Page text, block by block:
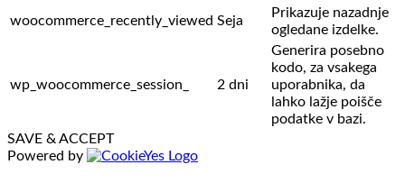
woocommerce_recently_viewed Seja
Prikazuje nazadnje
ogledane izdelke.
wp_woocommerce_session_ 2 dni
Generira posebno
kodo, za vsakega
uporabnika, da
lahko lažje poišče
podatke v bazi.
SAVE & ACCEPT
Powered by